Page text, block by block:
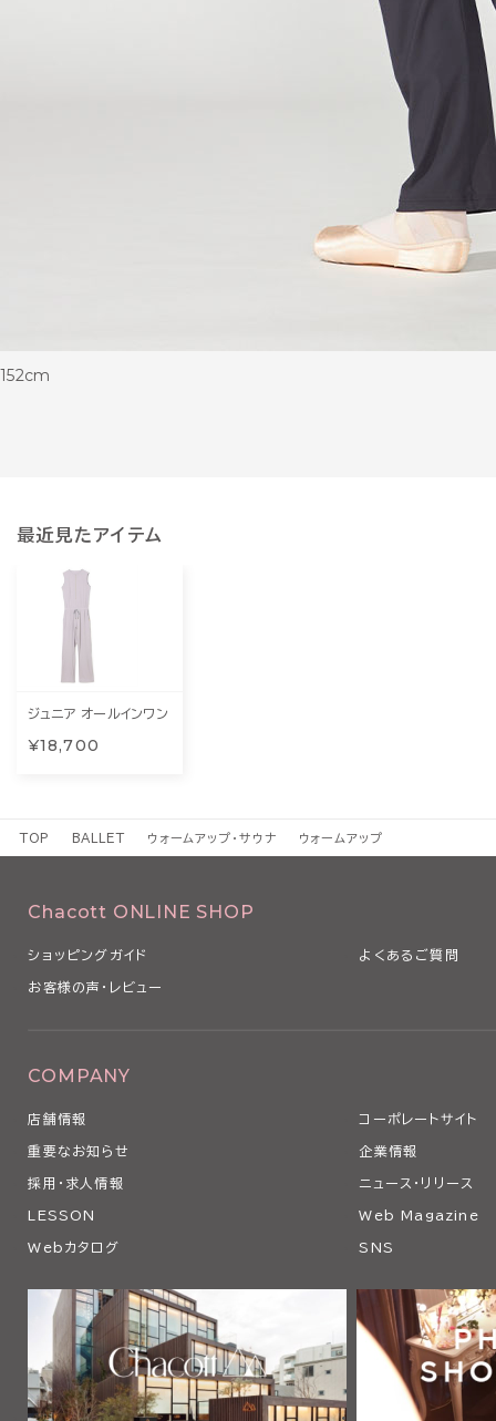
152cm
最近見たアイテム
ジュニア オールインワン
¥18,700
TOP BALLET ウォームアップ・サウナ ウォームアップ
Chacott ONLINE SHOP
ショッピングガイド よくあるご質問
お客様の声・レビュー
COMPANY
店舗情報 コーポレートサイト
重要なお知らせ 企業情報
採用・求人情報 ニュース・リリース
LESSON Web Magazine
Webカタログ SNS